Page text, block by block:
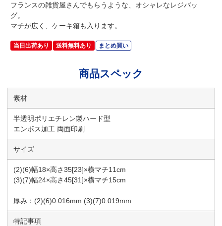
フランスの雑貨屋さんでもらうような、オシャレなレジバッ
グ。
マチが広く、ケーキ箱も入ります。
当日出荷あり 送料無料あり まとめ買い
商品スペック
素材
半透明ポリエチレン製ハード型
エンボス加工 両面印刷
サイズ
(2)(6)幅18×高さ35[23]×横マチ11cm
(3)(7)幅24×高さ45[31]×横マチ15cm
厚み：(2)(6)0.016mm (3)(7)0.019mm
特記事項